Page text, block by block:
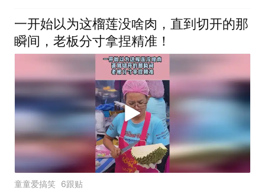
一开始以为这榴莲没啥肉，直到切开的那
瞬间，老板分寸拿捏精准！
童童爱搞笑 6跟贴